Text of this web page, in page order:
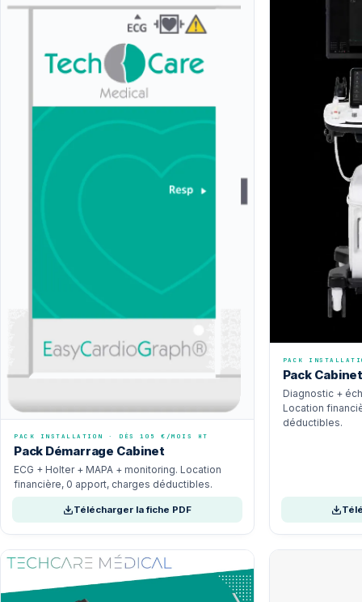
PACK INSTALLATION · DÈS 105 €/MOIS HT
Pack Démarrage Cabinet
ECG + Holter + MAPA + monitoring. Location
financière, 0 apport, charges déductibles.
Télécharger la fiche PDF
PACK
Pack
Diagnostic +
Location
déductibles.